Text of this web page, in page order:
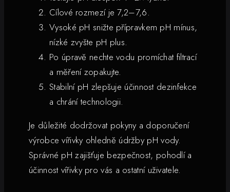
Cílové rozmezí je 7,2–7,6.
Vysoké pH snižte přípravkem pH mínus,
nízké zvyšte pH plus.
Po úpravě nechte vodu promíchat filtrací
a měření zopakujte.
Stabilní pH zlepšuje účinnost dezinfekce
a chrání technologii.
Je důležité dodržovat pokyny a doporučení
výrobce vířivky ohledně údržby pH vody.
Správné pH zajišťuje bezpečnost, pohodlí a
účinnost vířivky pro vás a ostatní uživatele.